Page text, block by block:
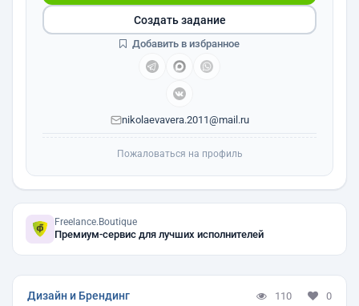
nikolaevavera.2011@mail.ru
Создать задание
Добавить в избранное
Пожаловаться на профиль
Freelance.Boutique
Премиум-сервис для лучших исполнителей
Дизайн и Брендинг 110 0